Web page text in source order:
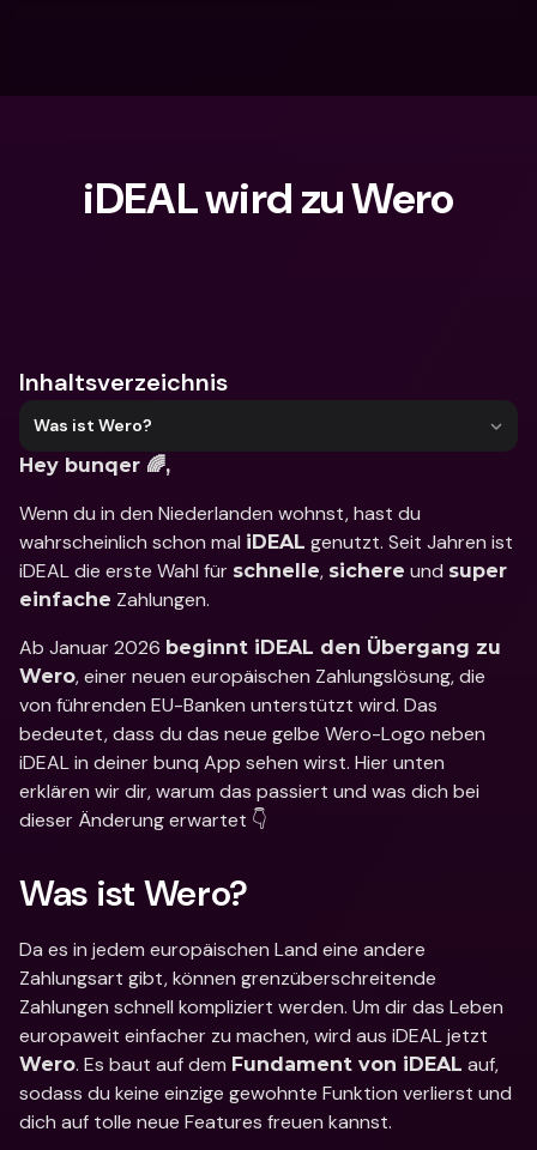
iDEAL wird zu Wero
Inhaltsverzeichnis
Was ist Wero?
Hey bunqer 🌈,
Wenn du in den Niederlanden wohnst, hast du
wahrscheinlich schon mal iDEAL genutzt. Seit Jahren ist
iDEAL die erste Wahl für schnelle, sichere und super
einfache Zahlungen.
Ab Januar 2026 beginnt iDEAL den Übergang zu
Wero, einer neuen europäischen Zahlungslösung, die
von führenden EU-Banken unterstützt wird. Das
bedeutet, dass du das neue gelbe Wero-Logo neben
iDEAL in deiner bunq App sehen wirst. Hier unten
erklären wir dir, warum das passiert und was dich bei
dieser Änderung erwartet 👇
Was ist Wero?
Da es in jedem europäischen Land eine andere
Zahlungsart gibt, können grenzüberschreitende
Zahlungen schnell kompliziert werden. Um dir das Leben
Wero. Es baut auf dem Fundament von iDEAL auf,
sodass du keine einzige gewohnte Funktion verlierst und
dich auf tolle neue Features freuen kannst.